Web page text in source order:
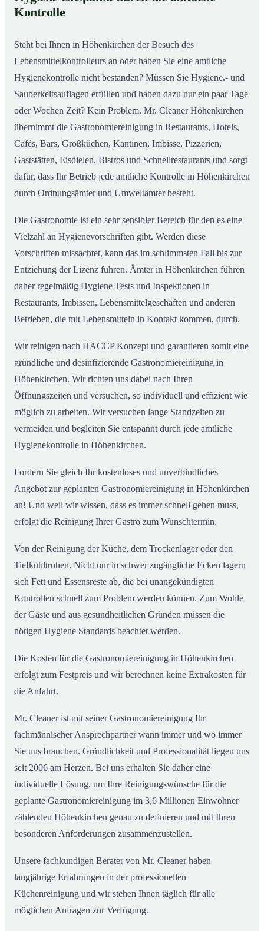
02Gastronomiereinigung in Höhenkirchen – Qualität,
die man sieht
Kontrolle
Steht bei Ihnen in Höhenkirchen der Besuch des
Lebensmittelkontrolleurs an oder haben Sie eine amtliche
Hygienekontrolle nicht bestanden? Müssen Sie Hygiene.- und
Sauberkeitsauflagen erfüllen und haben dazu nur ein paar Tage
oder Wochen Zeit? Kein Problem. Mr. Cleaner Höhenkirchen
übernimmt die Gastronomiereinigung in Restaurants, Hotels,
Cafés, Bars, Großküchen, Kantinen, Imbisse, Pizzerien,
Gaststätten, Eisdielen, Bistros und Schnellrestaurants und sorgt
dafür, dass Ihr Betrieb jede amtliche Kontrolle in Höhenkirchen
durch Ordnungsämter und Umweltämter besteht.
Die Gastronomie ist ein sehr sensibler Bereich für den es eine
Vielzahl an Hygienevorschriften gibt. Werden diese
Vorschriften missachtet, kann das im schlimmsten Fall bis zur
Entziehung der Lizenz führen. Ämter in Höhenkirchen führen
daher regelmäßig Hygiene Tests und Inspektionen in
Restaurants, Imbissen, Lebensmittelgeschäften und anderen
Betrieben, die mit Lebensmitteln in Kontakt kommen, durch.
Wir reinigen nach HACCP Konzept und garantieren somit eine
gründliche und desinfizierende Gastronomiereinigung in
Höhenkirchen. Wir richten uns dabei nach Ihren
Öffnungszeiten und versuchen, so individuell und effizient wie
möglich zu arbeiten. Wir versuchen lange Standzeiten zu
vermeiden und begleiten Sie entspannt durch jede amtliche
Hygienekontrolle in Höhenkirchen.
Fordern Sie gleich Ihr kostenloses und unverbindliches
Angebot zur geplanten Gastronomiereinigung in Höhenkirchen
an! Und weil wir wissen, dass es immer schnell gehen muss,
erfolgt die Reinigung Ihrer Gastro zum Wunschtermin.
Von der Reinigung der Küche, dem Trockenlager oder den
Tiefkühltruhen. Nicht nur in schwer zugängliche Ecken lagern
sich Fett und Essensreste ab, die bei unangekündigten
Kontrollen schnell zum Problem werden können. Zum Wohle
der Gäste und aus gesundheitlichen Gründen müssen die
nötigen Hygiene Standards beachtet werden.
Die Kosten für die Gastronomiereinigung in Höhenkirchen
erfolgt zum Festpreis und wir berechnen keine Extrakosten für
die Anfahrt.
Mr. Cleaner ist mit seiner Gastronomiereinigung Ihr
fachmännischer Ansprechpartner wann immer und wo immer
Sie uns brauchen. Gründlichkeit und Professionalität liegen uns
seit 2006 am Herzen. Bei uns erhalten Sie daher eine
individuelle Lösung, um Ihre Reinigungswünsche für die
geplante Gastronomiereinigung im 3,6 Millionen Einwohner
zählenden Höhenkirchen genau zu definieren und mit Ihren
besonderen Anforderungen zusammenzustellen.
Unsere fachkundigen Berater von Mr. Cleaner haben
langjährige Erfahrungen in der professionellen
Küchenreinigung und wir stehen Ihnen täglich für alle
möglichen Anfragen zur Verfügung.